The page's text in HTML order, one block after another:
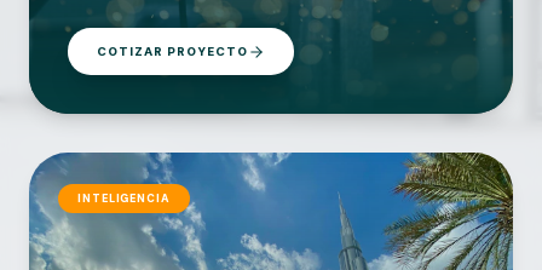
COTIZAR PROYECTO
INTELIGENCIA